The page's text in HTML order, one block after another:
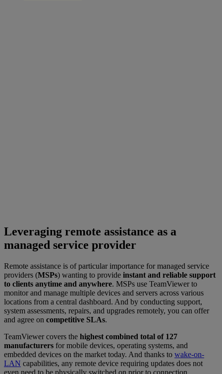
Leveraging remote assistance as a
managed service provider
Remote assistance is of particular importance for managed service
providers (MSPs) wanting to provide instant and reliable support
to clients anytime and anywhere. MSPs use TeamViewer to
monitor and manage multiple devices and servers across various
locations from a central dashboard. And by conducting support,
system assessments, repairs, and upgrades remotely, you can offer
and agree on competitive SLAs.
TeamViewer covers the highest combined total of 127
manufacturers for mobile devices, operating systems, and
embedded devices on the market today. And thanks to wake-on-
LAN capabilities, any remote device requiring updates does not
even need to be physically switched on prior to connection.